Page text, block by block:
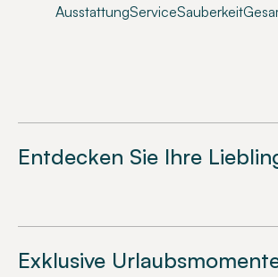
AusstattungServiceSauberkeit
Entdecken Sie Ihre
Exklusive